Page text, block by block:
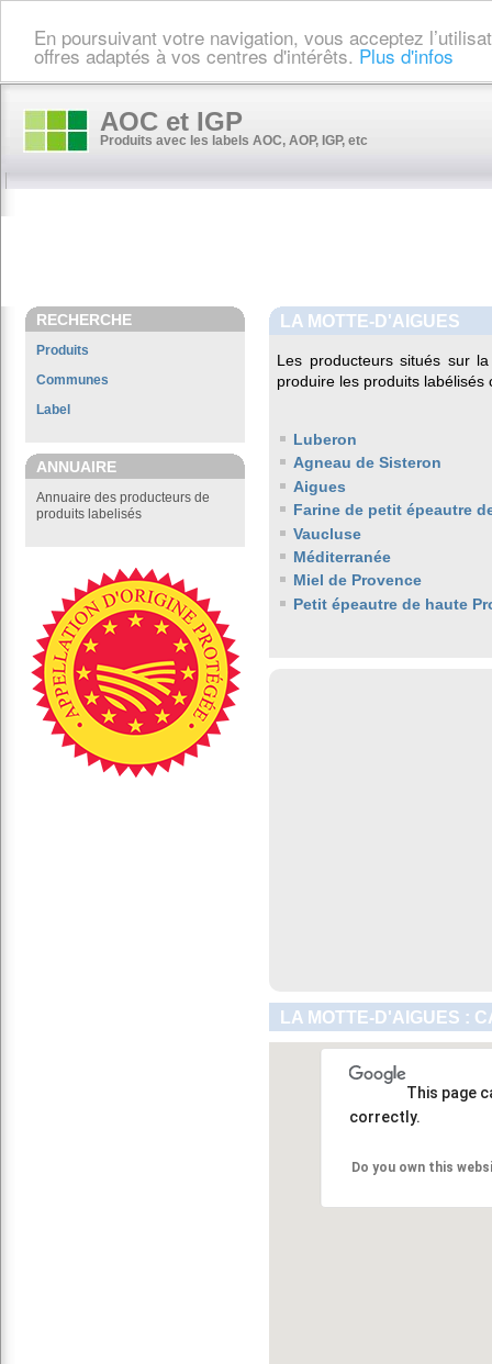
En poursuivant votre navigation, vous acceptez
offres adaptés à vos centres d'intérêts. Plus d'infos
AOC et IGP
Produits avec les labels AOC, AOP, IGP, etc
RECHERCHE
Produits
Communes
Label
ANNUAIRE
Annuaire des producteurs de
produits labelisés
LA MOTTE-D'AIGUES
Les producteurs situés sur
produire les produits labélisés
Luberon
Agneau de Sisteron
Aigues
Farine de petit épeautre
Vaucluse
Méditerranée
Miel de Provence
Petit épeautre de haute
LA MOTTE-D'AIGUES :
This page
correctly.
Do you own this